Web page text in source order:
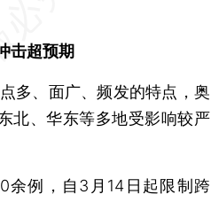
击超预期
、面广、频发的特点，奥
北、华东等多地受影响较严
例，自3月14日起限制跨